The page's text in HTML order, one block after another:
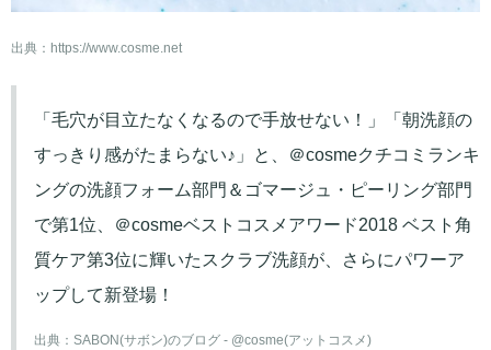
出典： https://www.cosme.net
「毛穴が目立たなくなるので手放せない！」「朝洗顔の
すっきり感がたまらない♪」と、＠cosmeクチコミランキ
ングの洗顔フォーム部門＆ゴマージュ・ピーリング部門
で第1位、＠cosmeベストコスメアワード2018 ベスト角
質ケア第3位に輝いたスクラブ洗顔が、さらにパワーア
ップして新登場！
出典： SABON(サボン)のブログ - @cosme(アットコスメ)